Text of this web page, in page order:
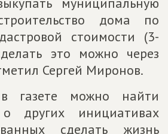
дома по
стоимости (3-
это можно через
Сергей Миронов.
газете можно найти
других инициативах
сделать жизнь